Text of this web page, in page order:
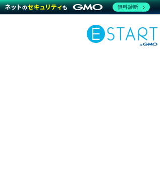
無料診断